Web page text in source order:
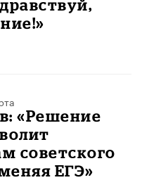
«Решение
советского
ЕГЭ»